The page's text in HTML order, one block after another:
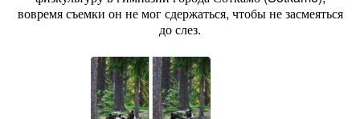
вовремя съемки он не мог сдержаться, чтобы не засмеяться
до слез.